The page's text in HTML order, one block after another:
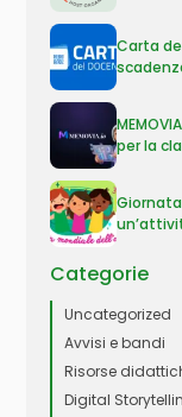
Carta
per la
Categorie
Uncategorized
Avvisi e bandi
Risorse
Digital